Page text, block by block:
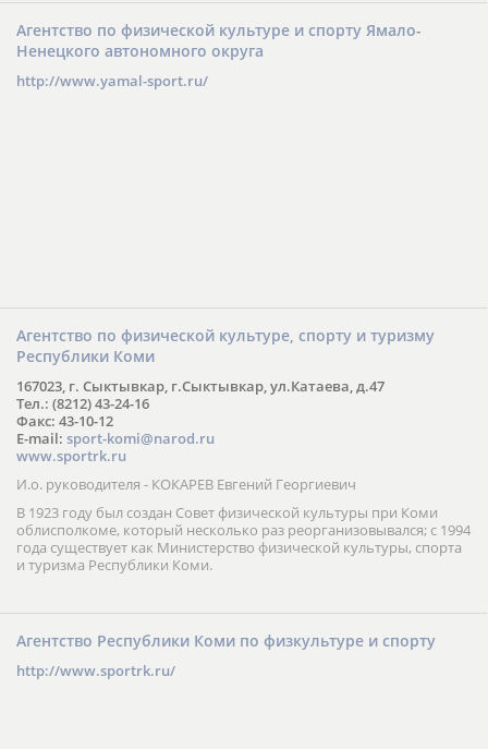
Агентство по физической культуре и спорту Ямало-
Ненецкого автономного округа
http://www.yamal-sport.ru/
Агентство по физической культуре, спорту и туризму
Республики Коми
167023, г. Сыктывкар, г.Сыктывкар, ул.Катаева, д.47
Тел.: (8212) 43-24-16
Факс: 43-10-12
E-mail: sport-komi@narod.ru
www.sportrk.ru
И.о. руководителя - КОКАРЕВ Евгений Георгиевич
В 1923 году был создан Совет физической культуры при Коми
облисполкоме, который несколько раз реорганизовывался; с 1994
года существует как Министерство физической культуры, спорта
и туризма Республики Коми.
Агентство Республики Коми по физкультуре и спорту
http://www.sportrk.ru/